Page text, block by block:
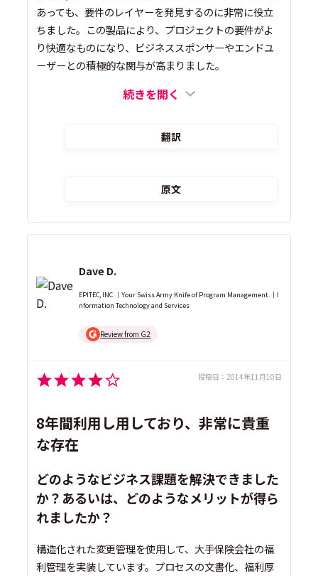
あっても、要件のレイヤーを発見するのに非常に役立
ちました。この製品により、プロジェクトの要件がよ
り快適なものになり、ビジネススポンサーやエンドユ
ーザーとの積極的な関与が高まりました。
続きを開く
翻訳
原文
Dave D.
EPITEC, INC.｜Your Swiss Army Knife of Program Management.｜I
nformation Technology and Services
Review from G2
投稿日： 2014年11月10日
8年間利用し用しており、非常に貴重
な存在
どのようなビジネス課題を解決できました
か？あるいは、どのようなメリットが得ら
れましたか？
構造化された変更管理を使用して、大手保険会社の福
利管理を実装しています。プロセスの文書化、福利厚